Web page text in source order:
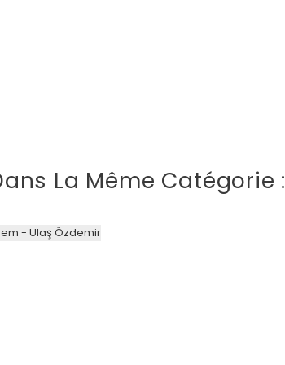
La Même Catégorie :